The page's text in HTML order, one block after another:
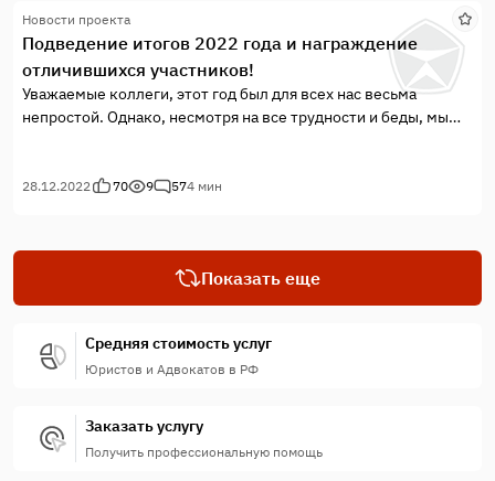
отражаем, стойко отстаивая свою позицию, сохраняя
мужество и преданность своей профессии и жизненному
кредо.
Новости проекта
Подведение итогов 2022 года и награждение
отличившихся участников!
Уважаемые коллеги, этот год был для всех нас весьма
непростой. Однако, несмотря на все трудности и беды, мы
сказать спасибо всем праворубцам, которые были и остаются
28.12.2022 70 9 574 мин
Показать еще
Средняя стоимость услуг
Юристов и Адвокатов в РФ
Заказать услугу
Получить профессиональную помощь